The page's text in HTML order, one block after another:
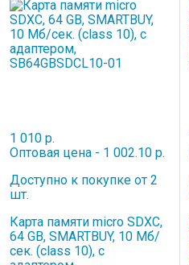
1 010 р.
Оптовая цена - 1 002.10 р.
Доступно к покупке от 2
шт.
Карта памяти micro SDXC,
64 GB, SMARTBUY, 10 Мб/
сек. (class 10), с